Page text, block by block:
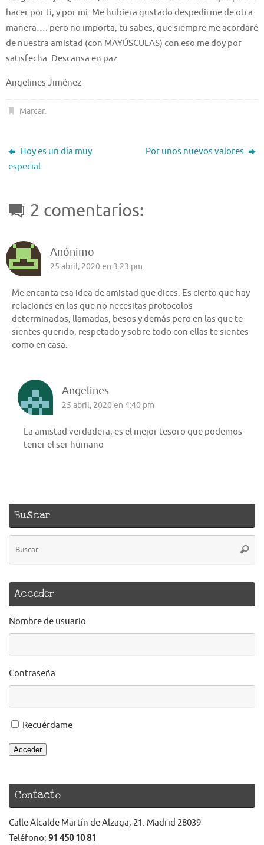
hacer por ti, y por mi. Me hubiera gustado despedirme de otra
manera…. pero no importa, tu sabes, que siempre me acordaré
de nuestra amistad (con MAYÚSCULAS) con eso me doy por
satisfecha. Descansa en paz
Angelines Jiménez
Marcar.
Hoy es un día muy
especial
Por unos nuevos valores
2 comentarios:
Anónimo
25 abril, 2020 en 3:23 pm
Me encanta esa idea de amistad que dices. Es cierto que hay
relaciones en las que no necesitas protocolos
determinados, llamadas, besos y demás pero en las que te
sientes querido, respetado y sobre todo con ellas te sientes
como en casa.
Angelines
25 abril, 2020 en 4:40 pm
La amistad verdadera, es el mejor tesoro que podemos
tener el ser humano
Buscar
Acceder
Nombre de usuario
Contraseña
Recuérdame
Acceder
Contacto
Calle Alcalde Martín de Alzaga, 21. Madrid 28039
Teléfono: 91 450 10 81